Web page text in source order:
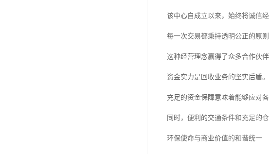
该中心自成立以来，始终将诚信经
每一次交易都秉持透明公正的原
这种经营理念赢得了众多合作伙
资金实力是回收业务的坚实后盾。
充足的资金保障意味着能够应对
同时，便利的交通条件和充足的
环保使命与商业价值的和谐统一